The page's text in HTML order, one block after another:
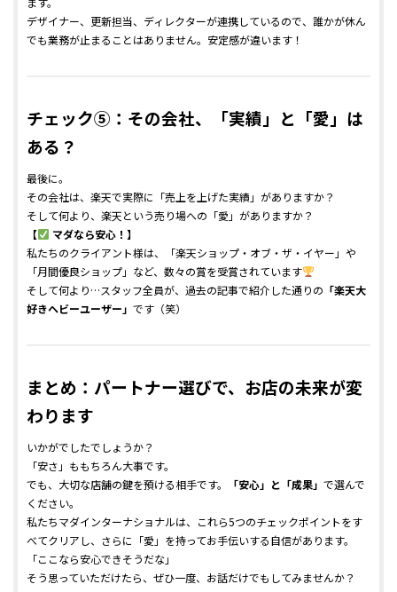
デザイナー、更新担当、ディレクターが連携しているので、誰かが休ん
でも業務が止まることはありません。安定感が違います！
チェック⑤：その会社、「実績」と「愛」は
ある？
最後に。
その会社は、楽天で実際に「売上を上げた実績」がありますか？
そして何より、楽天という売り場への「愛」がありますか？
【
マダなら安心！】
私たちのクライアント様は、「楽天ショップ・オブ・ザ・イヤー」や
「月間優良ショップ」など、数々の賞を受賞されています
そして何より…スタッフ全員が、過去の記事で紹介した通りの 「楽天大
好きヘビーユーザー」 です（笑）
まとめ：パートナー選びで、お店の未来が変
わります
いかがでしたでしょうか？
「安さ」ももちろん大事です。
でも、大切な店舗の鍵を預ける相手です。
「安心」と「成果」 で選んで
ください。
私たちマダインターナショナルは、これら5つのチェックポイントをす
べてクリアし、さらに「愛」を持ってお手伝いする自信があります。
「ここなら安心できそうだな」
そう思っていただけたら、ぜひ一度、お話だけでもしてみませんか？